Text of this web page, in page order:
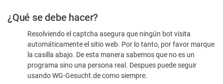
¿Qué se debe hacer?
Resolviendo el captcha asegura que ningún bot visita
automáticamente el sitio web. Por lo tanto, por favor marque
la casilla abajo. De esta manera sabemos que no es un
programa sino una persona real. Despues puede seguir
usando WG-Gesucht.de como siempre.